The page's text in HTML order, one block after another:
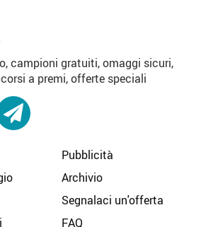
campioni gratuiti, omaggi sicuri,
a premi, offerte speciali
Pubblicità
Archivio
Segnalaci un'offerta
FAQ